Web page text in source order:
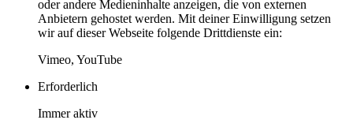
oder andere Medieninhalte anzeigen, die von externen
Anbietern gehostet werden. Mit deiner Einwilligung setzen
wir auf dieser Webseite folgende Drittdienste ein:
Vimeo, YouTube
Erforderlich
Immer aktiv